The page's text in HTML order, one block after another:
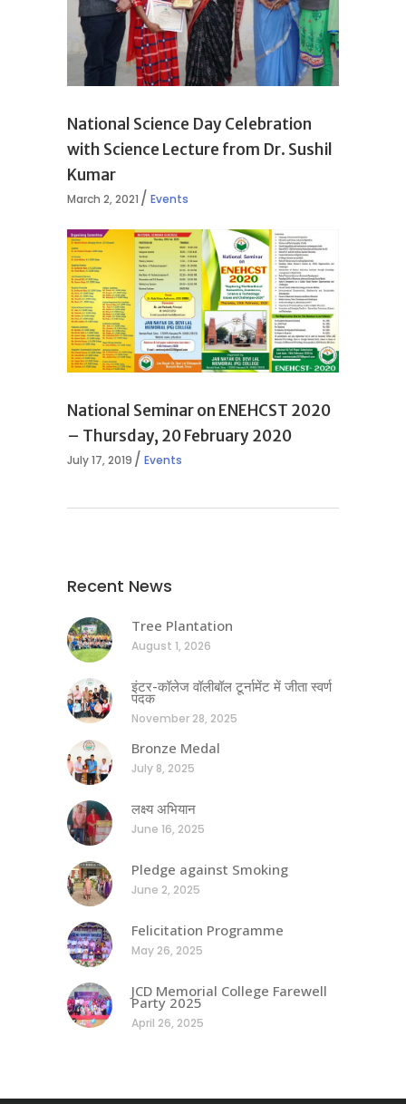
National Science Day Celebration
with Science Lecture from Dr. Sushil
Kumar
March 2, 2021 Events
National Seminar on ENEHCST 2020
– Thursday, 20 February 2020
July 17, 2019 Events
Recent News
Tree Plantation
August 1, 2026
इंटर-कॉलेज वॉलीबॉल टूर्नामेंट में जीता स्वर्ण
पदक
November 28, 2025
Bronze Medal
July 8, 2025
लक्ष्य अभियान
June 16, 2025
Pledge against Smoking
June 2, 2025
Felicitation Programme
May 26, 2025
JCD Memorial College Farewell
Party 2025
April 26, 2025